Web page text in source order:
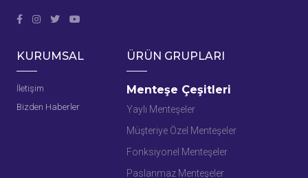
KURUMSAL
İletişim
Bizden Haberler
ÜRÜN GRUPLARI
Menteşe Çeşitleri
Yaylı Menteşeler
Müşteriye Özel Menteşeler
Fonksiyonel Menteşeler
Paslanmaz Menteşeler